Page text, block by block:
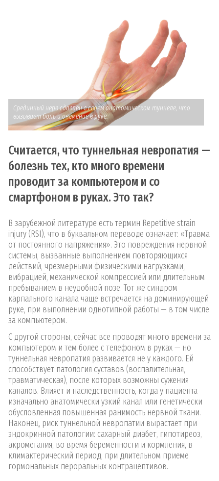
Срединный нерв сдавлен в своем анатомическом туннеле, что
вызывает боль и онемение в руке.
Считается, что туннельная невропатия —
болезнь тех, кто много времени
проводит за компьютером и со
смартфоном в руках. Это так?
В зарубежной литературе есть термин Repetitive strain
injury (RSI), что в буквальном переводе означает: «Травма
от постоянного напряжения». Это повреждения нервной
системы, вызванные выполнением повторяющихся
действий, чрезмерными физическими нагрузками,
вибрацией, механической компрессией или длительным
пребыванием в неудобной позе. Тот же синдром
карпального канала чаще встречается на доминирующей
руке, при выполнении однотипной работы — в том числе
за компьютером.
С другой стороны, сейчас все проводят много времени за
компьютером и тем более с телефоном в руках — но
туннельная невропатия развивается не у каждого. Ей
способствует патология суставов (воспалительная,
травматическая), после которых возможны сужения
каналов. Влияет и наследственность, когда у пациента
изначально анатомически узкий канал или генетически
обусловленная повышенная ранимость нервной ткани.
Наконец, риск туннельной невропатии вырастает при
эндокринной патологии: сахарный диабет, гипотиреоз,
акромегалия, во время беременности и кормления, в
климактерический период, при длительном приеме
гормональных пероральных контрацептивов.